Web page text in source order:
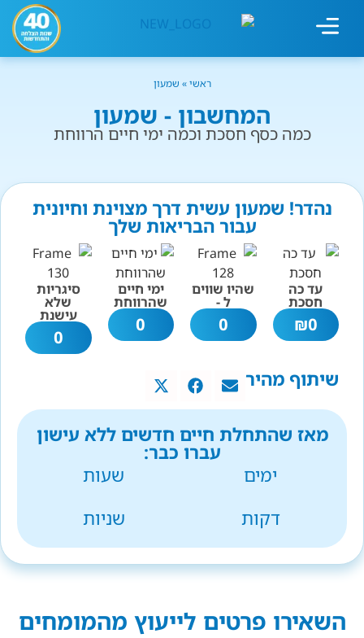
ראשי» שמעון
המחשבון - שמעון
כמה כסף חסכת וכמה ימי חיים הרווחת
נהדר! שמעון עשית דרך מצוינת וחיונית
עבור הבריאות שלך
עד כה
חסכת
0
₪
שהיו שווים
ל -
0
ימי חיים
שהרווחת
0
סיגריות
שלא
עישנת
0
שיתוף מהיר
מאז שהתחלת חיים חדשים ללא עישון
עברו כבר:
ימים
שעות
דקות
שניות
השאירו פרטים לייעוץ מהמומחים